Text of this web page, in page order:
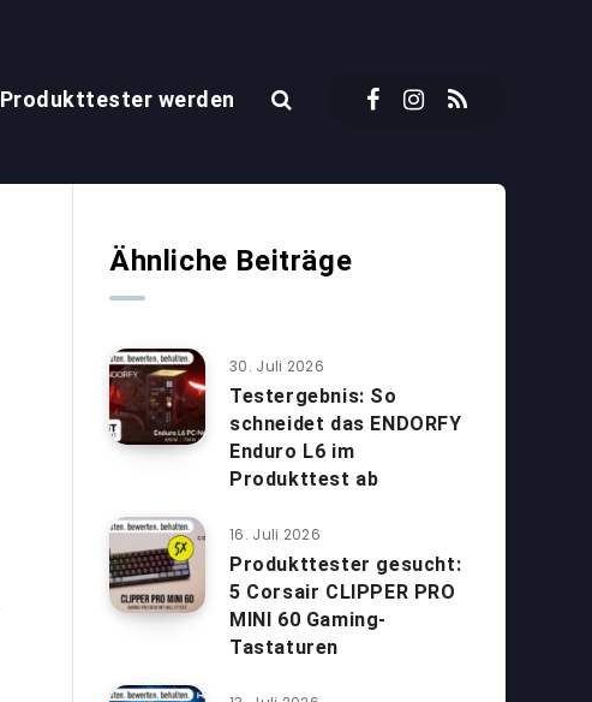
Produkttester werden
Ähnliche Beiträge
30. Juli 2026
Testergebnis: So
schneidet das ENDORFY
Enduro L6 im
Produkttest ab
16. Juli 2026
Produkttester gesucht:
5 Corsair CLIPPER PRO
MINI 60 Gaming-
Tastaturen